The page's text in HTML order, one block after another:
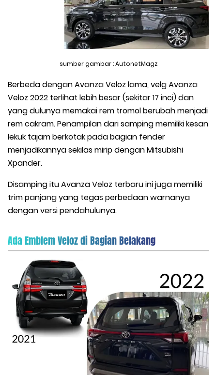
sumber gambar : AutonetMagz
Berbeda dengan Avanza Veloz lama, velg Avanza
Veloz 2022 terlihat lebih besar (sekitar 17 inci) dan
yang dulunya memakai rem tromol berubah menjadi
rem cakram. Penampilan dari samping memiliki kesan
lekuk tajam berkotak pada bagian fender
menjadikannya sekilas mirip dengan Mitsubishi
Xpander.
Disamping itu Avanza Veloz terbaru ini juga memiliki
trim panjang yang tegas perbedaan warnanya
dengan versi pendahulunya.
Ada Emblem Veloz di Bagian Belakang